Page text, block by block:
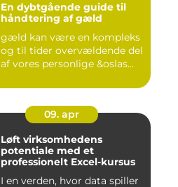
En dybtgående guide til
håndtering af gæld
gæld kan være en kompleks
og til tider overvældende del
af vores personlige &oslas...
09. apr
Løft virksomhedens
potentiale med et
professionelt Excel-kursus
I en verden, hvor data spiller